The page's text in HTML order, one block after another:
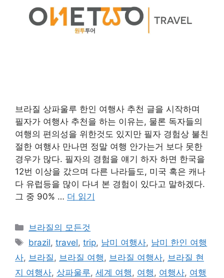
브라질 상파울루 한인 여행사 추천 글을 시작하며
필자가 여행사 추천을 하는 이유는, 물론 독자들의
여행의 편의성을 위한것도 있지만 필자 경험상 불친
절한 여행사 만나면 정말 여행 안가는거 보다 못한
경우가 많다. 필자의 경험을 얘기 하자 하면 한국을
12번 이상을 갔으며 다른 나라들도, 미국 혹은 캐나
다 유럽등을 많이 다녀 본 경험이 있다고 말하겠다.
그 중 90% … 더 읽기
카
테
리
브라질의 모든것
태
그
brazil,travel,trip, 남미 여행사, 남미 한인 여행
사, 브라질 , 브라질 여행 , 브라질 여행사, 브라질 현
지 여행사, 상파울루, 세계 여행 , 여행 , 여행사, 여행